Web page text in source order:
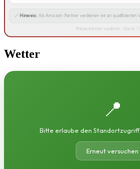
🔗 Hinweis: Als Amazon-Partner verdienen wir an qualifizierten
Preise können variieren · Stand:
Wetter
📍
Bitte erlaube den
Erneut versuchen